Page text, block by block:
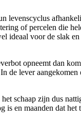
levenscyclus
of percelen die
ideaal voor de slak
opneemt dan
de lever
schaap zijn dus
is en maanden dat